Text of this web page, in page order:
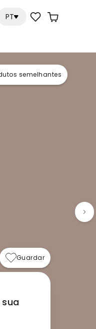
PT
semelhantes
Guardar